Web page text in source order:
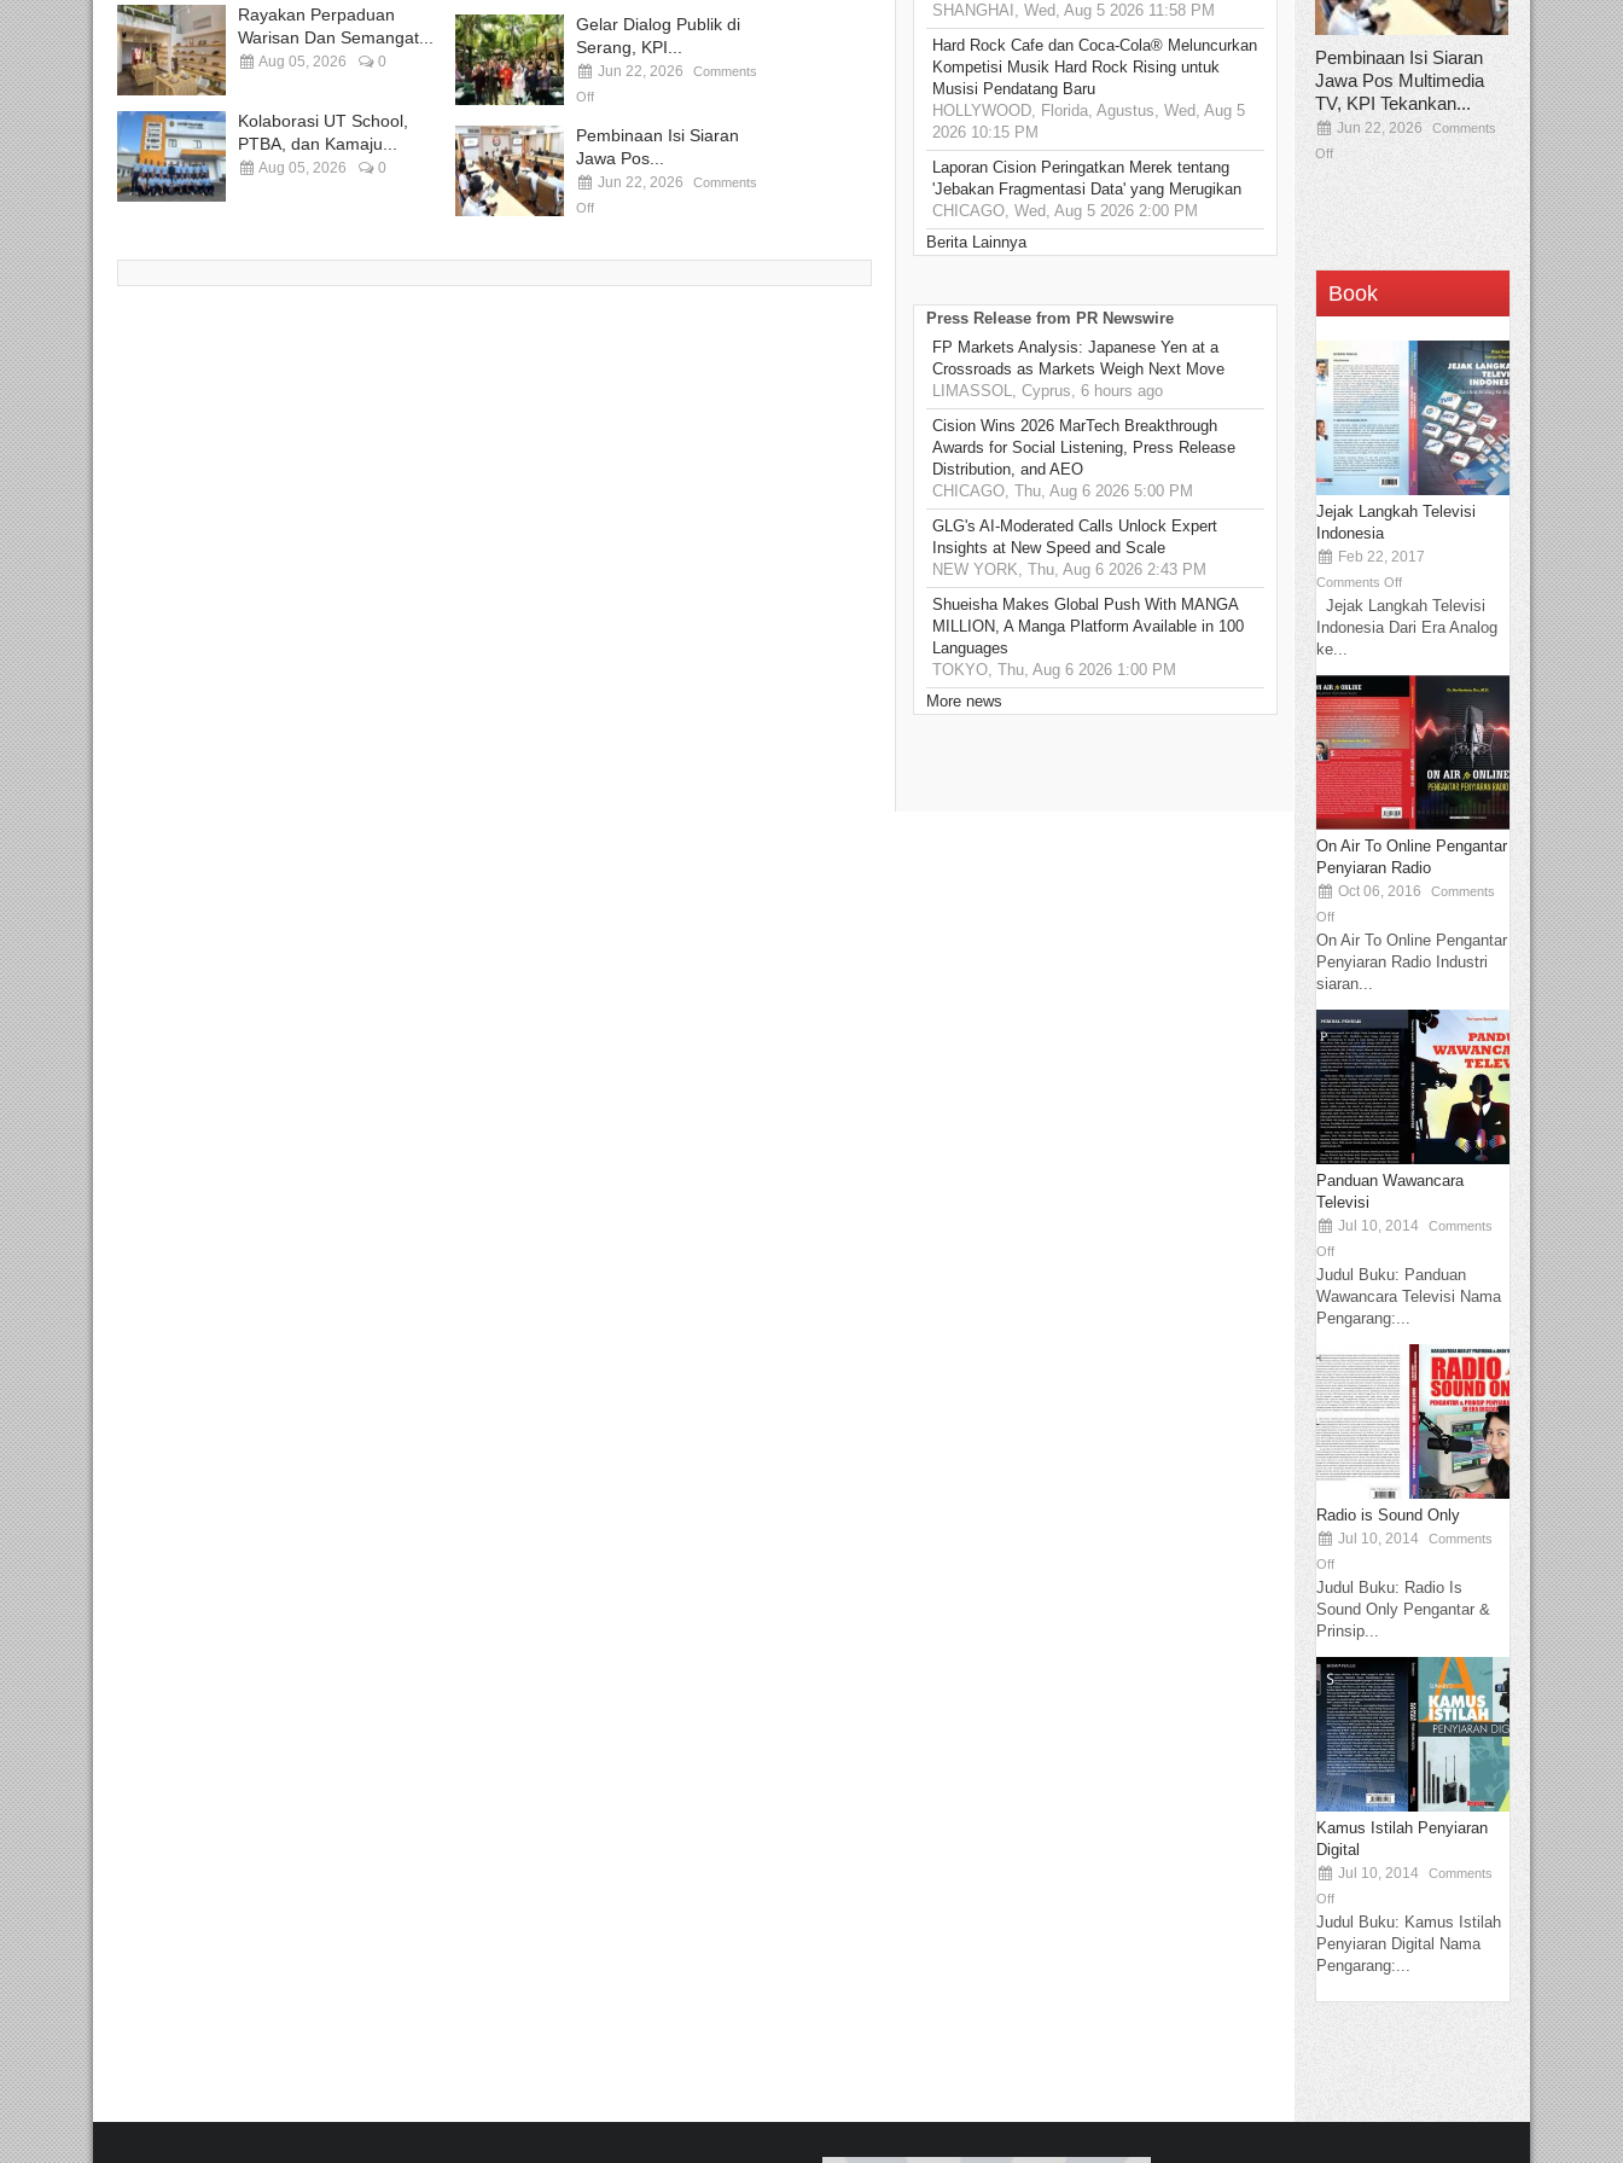
Rayakan Perpaduan
Warisan Dan Semangat...
Aug 05, 2026 0
Kolaborasi UT School,
PTBA, dan Kamaju...
Aug 05, 2026 0
Gelar Dialog Publik di
Serang, KPI...
Jun 22, 2026
Comments
Off
Pembinaan Isi Siaran
Jawa Pos...
Jun 22, 2026
Comments
Off
SHANGHAI, Wed, Aug 5 2026 11:58 PM
Hard Rock Cafe dan Coca-Cola® Meluncurkan
Kompetisi Musik Hard Rock Rising untuk
Musisi Pendatang Baru
HOLLYWOOD, Florida, Agustus, Wed, Aug 5
2026 10:15 PM
Laporan Cision Peringatkan Merek tentang
'Jebakan Fragmentasi Data' yang Merugikan
CHICAGO, Wed, Aug 5 2026 2:00 PM
Berita Lainnya
Press Release from PR Newswire
FP Markets Analysis: Japanese Yen at a
Crossroads as Markets Weigh Next Move
LIMASSOL, Cyprus, 6 hours ago
Cision Wins 2026 MarTech Breakthrough
Awards for Social Listening, Press Release
Distribution, and AEO
CHICAGO, Thu, Aug 6 2026 5:00 PM
GLG's AI-Moderated Calls Unlock Expert
Insights at New Speed and Scale
NEW YORK, Thu, Aug 6 2026 2:43 PM
Shueisha Makes Global Push With MANGA
MILLION, A Manga Platform Available in 100
Languages
TOKYO, Thu, Aug 6 2026 1:00 PM
More news
Pembinaan Isi Siaran
Jawa Pos Multimedia
TV, KPI Tekankan...
Jun 22, 2026
Comments
Off
Book
Jejak Langkah Televisi
Indonesia
Feb 22, 2017
Comments Off
Jejak Langkah Televisi
Indonesia Dari Era Analog
ke...
On Air To Online Pengantar
Penyiaran Radio
Oct 06, 2016
Comments
Off
On Air To Online Pengantar
Penyiaran Radio Industri
siaran...
Panduan Wawancara
Televisi
Jul 10, 2014
Comments
Off
Judul Buku: Panduan
Wawancara Televisi Nama
Pengarang:...
Radio is Sound Only
Jul 10, 2014
Comments
Off
Judul Buku: Radio Is
Sound Only Pengantar &
Prinsip...
Kamus Istilah Penyiaran
Digital
Jul 10, 2014
Comments
Off
Judul Buku: Kamus Istilah
Penyiaran Digital Nama
Pengarang:...